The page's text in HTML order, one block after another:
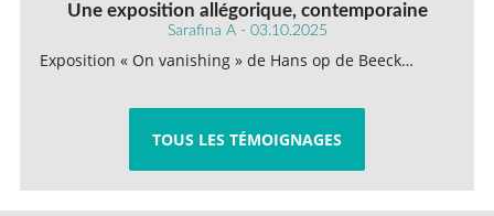
Une exposition allégorique, contemporaine
Sarafina A - 03.10.2025
Exposition « On vanishing » de Hans op de Beeck…
TOUS LES TÉMOIGNAGES